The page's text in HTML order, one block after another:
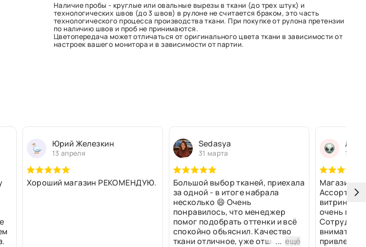
Наличие пробы - круглые или овальные вырезы в ткани (до трех штук) и
технологических швов (до 3 швов) в рулоне не считается браком, это часть
технологического процесса производства ткани. При покупке от рулона претензии
по наличию швов и проб не принимаются.
Цветопередача может отличаться от оригинального цвета ткани в зависимости от
настроек вашего монитора и в зависимости от партии.
Юрий Железкин
13 апреля
Хороший магазин РЕКОМЕНДУЮ.
Sedasya
31 марта
Большой выбор тканей, приехала
за одной - в итоге набрала
несколько 😄 Очень
понравилось, что менеджер
помог подобрать оттенки и всё
спокойно объяснил. Качество
ткани отличное, уже отшили...ещё
13
Магазин
витринах
очень
привлек